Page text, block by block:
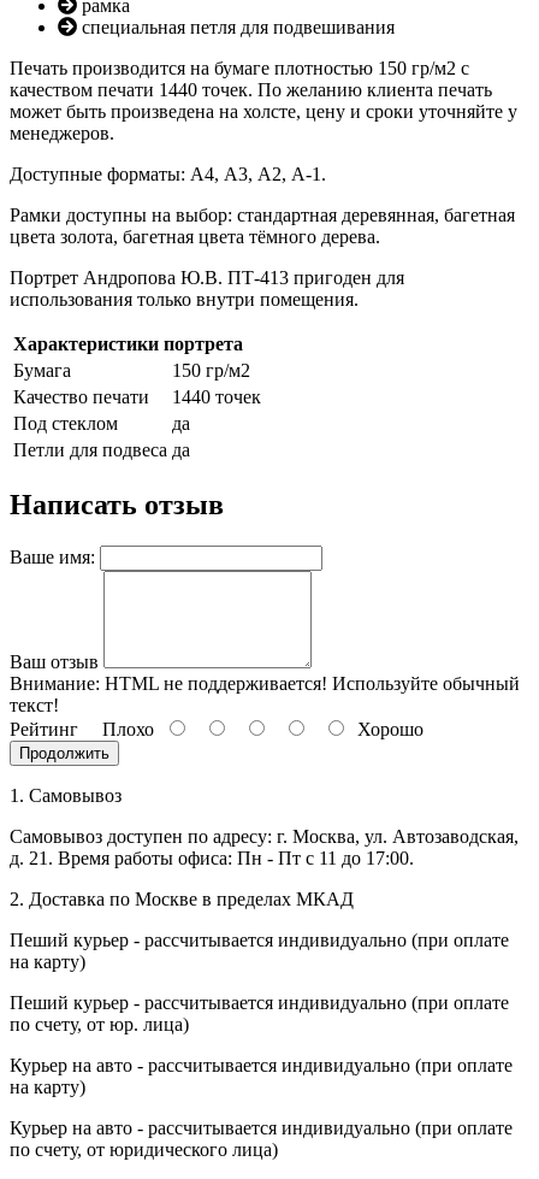
8 июля, День Семьи Любви и
Верности
День рыбака (второе воскресенье
июля)
День ВМФ (последнее воскресенье
июля)
28 июля, День Крещения Руси
2 августа, День ВДВ
рамка
специальная петля для подвешивания
Печать производится на бумаге плотностью 150 гр/м2 с
качеством печати 1440 точек. По желанию клиента печать
может быть произведена на холсте, цену и сроки уточняйте у
менеджеров.
Доступные форматы: А4, А3, А2, А-1.
Рамки доступны на выбор: стандартная деревянная, багетная
цвета золота, багетная цвета тёмного дерева.
Портрет Андропова Ю.В. ПТ-413 пригоден для
использования только внутри помещения.
Характеристики портрета
Бумага
150 гр/м2
Качество печати
1440 точек
Под стеклом
да
Петли для подвеса да
Написать отзыв
Ваше имя:
Ваш отзыв
Внимание: HTML не поддерживается! Используйте обычный
текст!
Рейтинг Плохо Хорошо
Продолжить
1. Самовывоз
Самовывоз доступен по адресу: г. Москва, ул. Автозаводская,
д. 21. Время работы офиса: Пн - Пт с 11 до 17:00.
2. Доставка по Москве в пределах МКАД
Пеший курьер - рассчитывается индивидуально (при оплате
на карту)
Пеший курьер - рассчитывается индивидуально (при оплате
по счету, от юр. лица)
Курьер на авто - рассчитывается индивидуально (при оплате
на карту)
Курьер на авто - рассчитывается индивидуально (при оплате
по счету, от юридического лица)